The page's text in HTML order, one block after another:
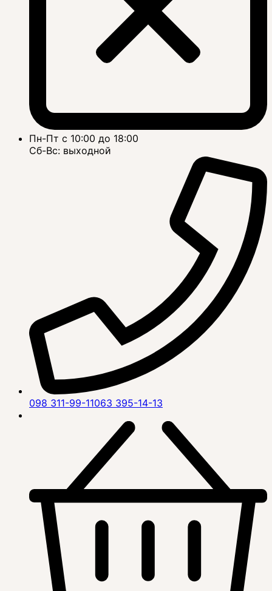
Пн-Пт с 10:00 до 18:00
Сб-Вс: выходной
098 311-99-11063 395-14-13